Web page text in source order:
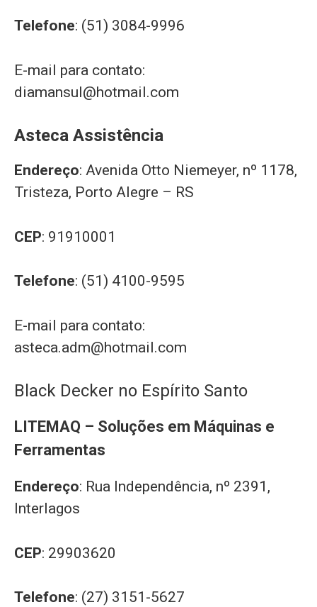
Telefone: (51) 3084-9996
E-mail para contato:
diamansul@hotmail.com
Asteca Assistência
Endereço: Avenida Otto Niemeyer, nº 1178,
Tristeza, Porto Alegre – RS
CEP: 91910001
Telefone: (51) 4100-9595
E-mail para contato:
asteca.adm@hotmail.com
Black Decker no Espírito Santo
LITEMAQ – Soluções em Máquinas e
Ferramentas
Endereço: Rua Independência, nº 2391,
Interlagos
CEP: 29903620
Telefone: (27) 3151-5627